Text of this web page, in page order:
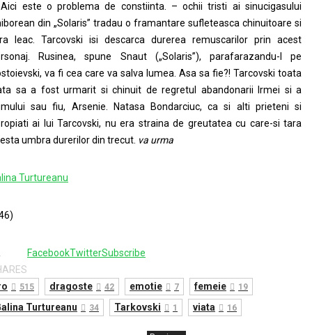
este o problema de constiinta. – ochii tristi ai sinucigasului
din „Solaris” tradau o framantare sufleteasca chinuitoare si
leac. Tarcovski isi descarca durerea remuscarilor prin acest
Rusinea, spune Snaut („Solaris”), parafarazandu-l pe
va fi cea care va salva lumea. Asa sa fie?! Tarcovski toata
sa a fost urmarit si chinuit de regretul abandonarii Irmei si a
sau fiu, Arsenie. Natasa Bondarciuc, ca si alti prieteni si
ai lui Tarcovski, nu era straina de greutatea cu care-si tara
umbra durerilor din trecut. va urma
Turtureanu
FacebookTwitterSubscribe
515 dragoste 42 emotie 7 femeie 19
Turtureanu 34 Tarkovski 1 viata 16